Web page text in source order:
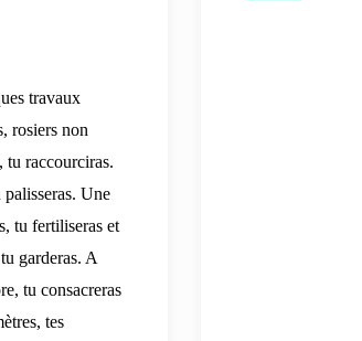
travaux
rosiers non
tu raccourciras.
Une
tu fertiliseras et
garderas. A
tu consacreras
tes